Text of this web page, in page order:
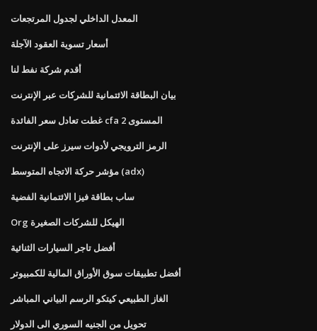
المعدل الداخلي لجدول المرتجعات
أسعار تسوية العقود الآجلة
أقدم شركة نفط لنا
بيان البطاقة الائتمانية للشركات عبر الإنترنت
غطت تعادل سعر الفائدة cfa المستوى 2
الرمز الترويجي لأدوات سيرز على الإنترنت
مؤشر حركة الاتجاه المتوسط ​​(adx)
ساب بطاقة فيزا الائتمانية الفضية
Org الهيكل للشركات الصغيرة
أفضل تاجر السيارات الثنائية
أفضل تطبيقات سوق الأوراق المالية للكمبيوتر
الغاز الطبيعي كيتكو الرسم البياني المباشر
تحويل من الجنيه السوري الى الدولار